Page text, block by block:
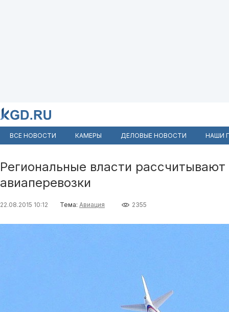
ВСЕ НОВОСТИ КАМЕРЫ ДЕЛОВЫЕ НОВОСТИ НАШИ
Региональные власти
авиаперевозки
22.08.2015 10:12 Тема: Авиация 2355